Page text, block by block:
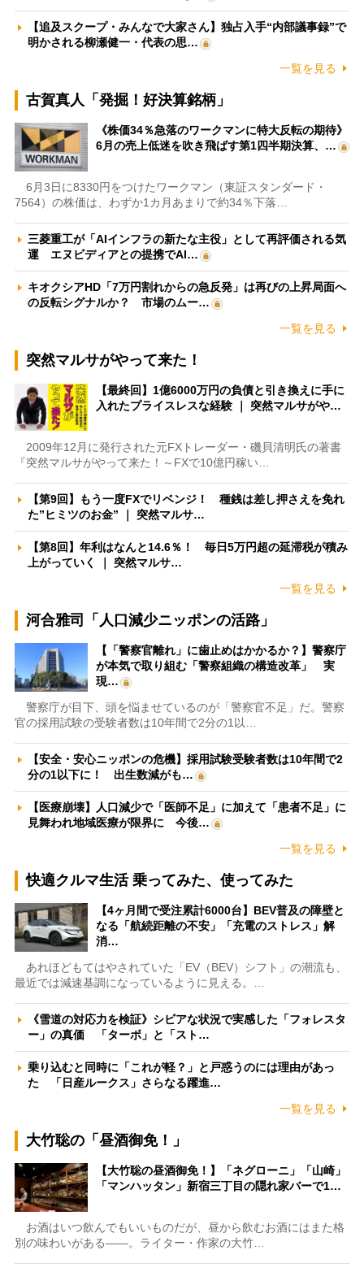
【追及スクープ・みんなで大家さん】独占入手“内部議事録”で
明かされる柳瀬健一・代表の思…
一覧を見る
古賀真人「発掘！好決算銘柄」
《株価34％急落のワークマンに特大反転の期待》
6月の売上低迷を吹き飛ばす第1四半期決算、…
6月3日に8330円をつけたワークマン（東証スタンダード・
7564）の株価は、わずか1カ月あまりで約34％下落…
三菱重工が「AIインフラの新たな主役」として再評価される気
運 エヌビディアとの提携でAI…
キオクシアHD「7万円割れからの急反発」は再びの上昇局面へ
の反転シグナルか？ 市場のムー…
一覧を見る
突然マルサがやって来た！
【最終回】1億6000万円の負債と引き換えに手に
入れたプライスレスな経験 ｜ 突然マルサがや…
2009年12月に発行された元FXトレーダー・磯貝清明氏の著書
『突然マルサがやって来た！～FXで10億円稼い…
【第9回】もう一度FXでリベンジ！ 種銭は差し押さえを免れ
た”ヒミツのお金” ｜ 突然マルサ…
【第8回】年利はなんと14.6％！ 毎日5万円超の延滞税が積み
上がっていく ｜ 突然マルサ…
一覧を見る
河合雅司「人口減少ニッポンの活路」
【「警察官離れ」に歯止めはかかるか？】警察庁
が本気で取り組む「警察組織の構造改革」 実
現…
警察庁が目下、頭を悩ませているのが「警察官不足」だ。警察
官の採用試験の受験者数は10年間で2分の1以…
【安全・安心ニッポンの危機】採用試験受験者数は10年間で2
分の1以下に！ 出生数減がも…
【医療崩壊】人口減少で「医師不足」に加えて「患者不足」に
見舞われ地域医療が限界に 今後…
一覧を見る
快適クルマ生活 乗ってみた、使ってみた
【4ヶ月間で受注累計6000台】BEV普及の障壁と
なる「航続距離の不安」「充電のストレス」解
消…
あれほどもてはやされていた「EV（BEV）シフト」の潮流も、
最近では減速基調になっているように見える。…
《雪道の対応力を検証》シビアな状況で実感した「フォレスタ
ー」の真価 「ターボ」と「スト…
乗り込むと同時に「これが軽？」と戸惑うのには理由があっ
た 「日産ルークス」さらなる躍進…
一覧を見る
大竹聡の「昼酒御免！」
【大竹聡の昼酒御免！】「ネグローニ」「山崎」
「マンハッタン」新宿三丁目の隠れ家バーで1…
お酒はいつ飲んでもいいものだが、昼から飲むお酒にはまた格
別の味わいがある――。ライター・作家の大竹…